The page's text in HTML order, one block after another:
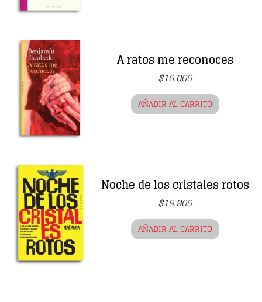
A ratos me reconoces
$16.000
AÑADIR AL CARRITO
Noche de los cristales rotos
$19.900
AÑADIR AL CARRITO